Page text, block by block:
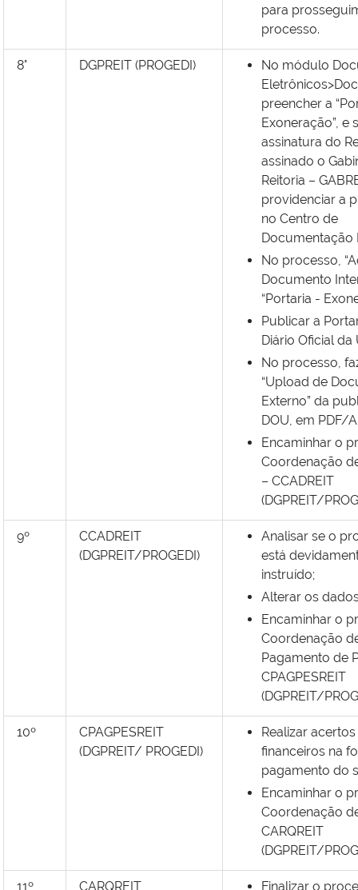
para
processo.
8° DGPREIT (PROGEDI)
No módulo
preencher a
Exoneração”, e
assinatura do
assinado o
Reitoria –
providenciar a
no Centro de
Documentação
No processo,
Documento
“Portaria -
Publicar a
Diário Oficial da
No processo,
“Upload de
Externo” da
DOU, em PDF/
Encaminhar o
Coordenação
– CCADREIT
(DGPREIT/
9º
CCADREIT
(DGPREIT/PROGEDI)
Analisar se o
está
instruído;
Alterar os
Encaminhar o
Coordenação
Pagamento de
CPAGPESREIT
(DGPREIT/
10º
CPAGPESREIT
(DGPREIT/ PROGEDI)
Realizar acertos
financeiros na
pagamento do
Encaminhar o
Coordenação
CARQREIT
(DGPREIT/
11º
CARQREIT
Finalizar o